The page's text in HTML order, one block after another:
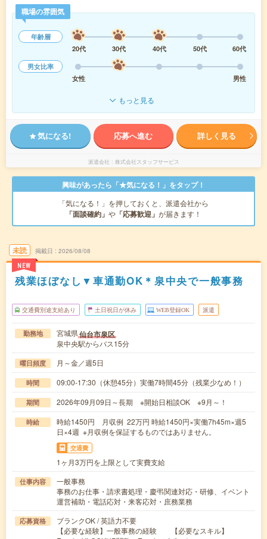
職場の雰囲気
年齢層
20代
30代 40代 50代
60代
男女比率
女性
男性
もっと見る
気になる! 応募へ進む 詳しく見る
派遣会社 株式会社スタッフサービス
興味があったら「★気になる！」をタップ！
「気になる！」を押しておくと、派遣会社から
「面談確約」 や 「応募歓迎」 が届きます！
未読
NEW
掲載日 2026/08/08
残業ほぼなし▼車通勤OK＊泉中央で一般事務
交通費別途支給あり 土日祝日が休み WEB登録OK 派遣
勤務地 宮城県仙台市泉区
泉中央駅からバス15分
曜日頻度 月～金／週5日
時間 09:00-17:30（休憩45分）実働7時間45分（残業少なめ！）
期間 2026年09月09日～長期 ※開始日相談OK ※9月～！
時給
時給1450円 月収例 22万円 時給1450円×実働7h45m×週5
日×4週 ※月収例を保証するものではありません。
交通費
1ヶ月3万円を上限として実費支給
仕事内容
一般事務
事務のお仕事・請求書処理・慶弔関連対応・研修、イベント
運営補助・電話応対・来客応対・庶務業務
応募資格
ブランクOK / 英語力不要
【必要な経験】一般事務の経験 【必要なスキル】